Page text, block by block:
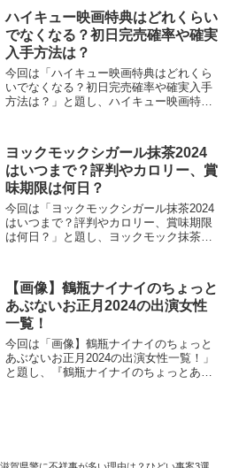
る」という意味は…？
ハイキュー映画特典はどれくらい
でなくなる？初日完売確率や確実
入手方法は？
今回は「ハイキュー映画特典はどれくら
いでなくなる？初日完売確率や確実入手
方法は？」と題し、ハイキュー映画特典
ヨックモックシガール抹茶2024
はいつまで？評判やカロリー、賞
味期限は何日？
今回は「ヨックモックシガール抹茶2024
はいつまで？評判やカロリー、賞味期限
は何日？」と題し、ヨックモック抹茶
て調査！
【画像】鶴瓶ナイナイのちょっと
あぶないお正月2024の出演女性
一覧！
今回は「画像】鶴瓶ナイナイのちょっと
あぶないお正月2024の出演女性一覧！」
と題し、『鶴瓶ナイナイのちょっとあぶ